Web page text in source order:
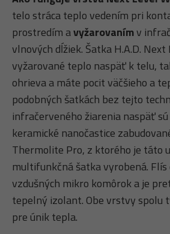
telo stráca teplo vedením pri
prostredím avyžarovanímv
vlnových dĺžiek. Šatka H.A.D.
vyžarované teplo naspäť k telu,
ohrieva a máte pocit väčšieho a
podobných šatkách bez tejto
infračerveného žiarenia naspäť
keramické nanočastice
Thermolite Pro, z ktorého je táto
multifunkčná šatka vyrobená. Flís
vzdušných mikro komôrok a je
tepelný izolant. Obe vrstvy spolu
pre únik tepla.